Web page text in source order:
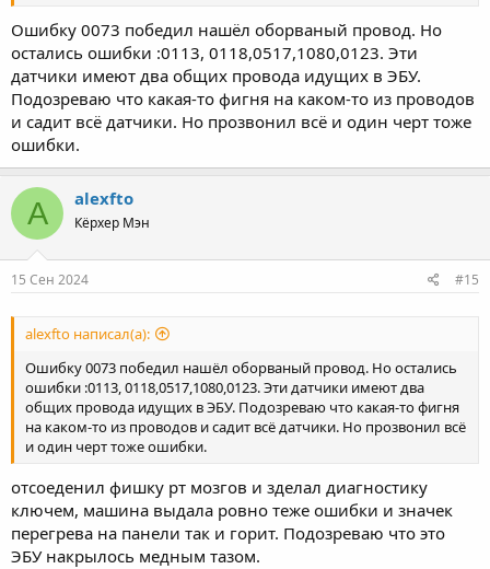
Ошибку 0073 победил нашёл оборваный провод. Но
остались ошибки :0113, 0118,0517,1080,0123. Эти
датчики имеют два общих провода идущих в ЭБУ.
Подозреваю что какая-то фигня на каком-то из проводов
и садит всё датчики. Но прозвонил всё и один черт тоже
ошибки.
A alexfto
Кёрхер Мэн
15 Сен 2024 #15
alexfto написал(а):
Ошибку 0073 победил нашёл оборваный провод. Но остались
ошибки :0113, 0118,0517,1080,0123. Эти датчики имеют два
общих провода идущих в ЭБУ. Подозреваю что какая-то фигня
на каком-то из проводов и садит всё датчики. Но прозвонил всё
и один черт тоже ошибки.
отсоеденил фишку рт мозгов и зделал диагностику
ключем, машина выдала ровно теже ошибки и значек
перегрева на панели так и горит. Подозреваю что это
ЭБУ накрылось медным тазом.